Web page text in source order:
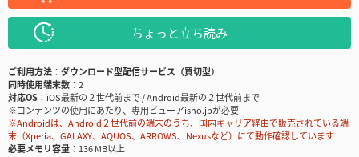
ちょっと立ち読み
ご利用方法
ダウンロード型配信サービス（買切型）
同時使用端末数
2
対応OS
iOS最新の２世代前まで / Android最新の２世代前まで
※コンテンツの使用にあたり、専用ビューアisho.jpが必要
※Androidは、Android２世代前の端末のうち、国内キャリア経由で販売されている端
末（Xperia、GALAXY、AQUOS、ARROWS、Nexusなど）にて動作確認しています
必要メモリ容量
136 MB以上